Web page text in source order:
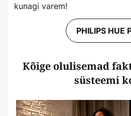
kunagi varem!
PHILIPS HUE
Kõige olulisemad
süsteemi